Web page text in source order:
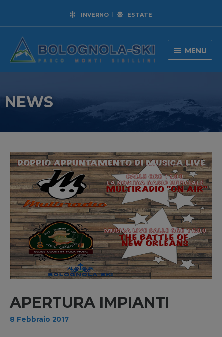
INVERNO ESTATE
MENU
NEWS
APERTURA IMPIANTI
8 Febbraio 2017